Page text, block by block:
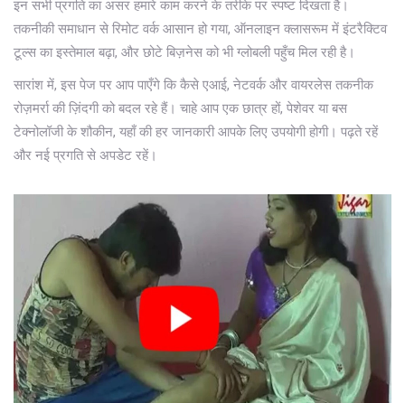
इन सभी प्रगति का असर हमारे काम करने के तरीके पर स्पष्ट दिखता है।
तकनीकी समाधान से रिमोट वर्क आसान हो गया, ऑनलाइन क्लासरूम में इंटरैक्टिव
टूल्स का इस्तेमाल बढ़ा, और छोटे बिज़नेस को भी ग्लोबली पहुँच मिल रही है।
सारांश में, इस पेज पर आप पाएँगे कि कैसे एआई, नेटवर्क और वायरलेस तकनीक
रोज़मर्रा की ज़िंदगी को बदल रहे हैं। चाहे आप एक छात्र हों, पेशेवर या बस
टेक्नोलॉजी के शौकीन, यहाँ की हर जानकारी आपके लिए उपयोगी होगी। पढ़ते रहें
और नई प्रगति से अपडेट रहें।